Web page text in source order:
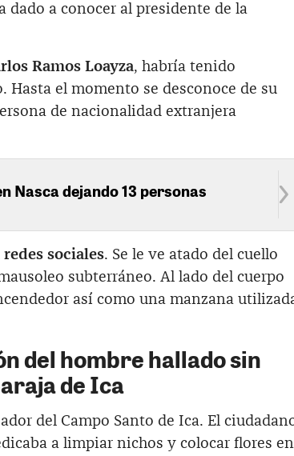
dado a conocer al presidente de la
Ramos Loayza, habría tenido
el momento se desconoce de su
de nacionalidad extranjera
Nasca dejando 13 personas
sociales. Se le ve atado del cuello
subterráneo. Al lado del cuerpo
así como una manzana
del hombre hallado sin
de Ica
del Campo Santo de Ica. El
a limpiar nichos y colocar flores en